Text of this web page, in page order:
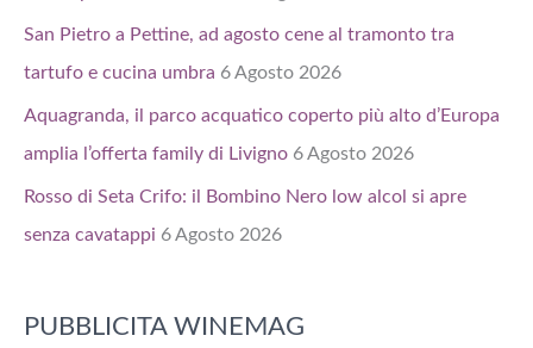
San Pietro a Pettine, ad agosto cene al tramonto tra
tartufo e cucina umbra 6 Agosto 2026
Aquagranda, il parco acquatico coperto più alto d’Europa
amplia l’offerta family di Livigno 6 Agosto 2026
Rosso di Seta Crifo: il Bombino Nero low alcol si apre
senza cavatappi 6 Agosto 2026
PUBBLICITA WINEMAG